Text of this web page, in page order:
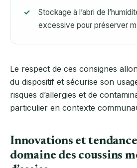
Stockage à l’abri de
excessive pour préserver
Le respect de ces consignes
du dispositif et sécurise son
risques d’allergies et de
particulier en contexte
Innovations et
domaine des coussins